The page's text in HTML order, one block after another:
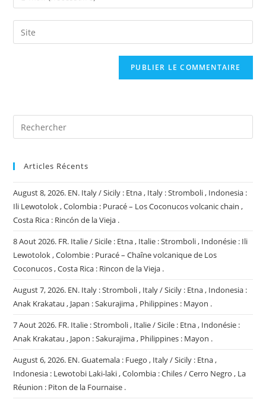
comment
your
email
address
Saisir
l’URL
Articles Récents
August 8, 2026. EN. Italy / Sicily : Etna , Italy : Stromboli , Indonesia :
Ili Lewotolok , Colombia : Puracé – Los Coconucos volcanic chain ,
Costa Rica : Rincón de la Vieja .
8 Aout 2026. FR. Italie / Sicile : Etna , Italie : Stromboli , Indonésie : Ili
Lewotolok , Colombie : Puracé – Chaîne volcanique de Los
Coconucos , Costa Rica : Rincon de la Vieja .
August 7, 2026. EN. Italy : Stromboli , Italy / Sicily : Etna , Indonesia :
Anak Krakatau , Japan : Sakurajima , Philippines : Mayon .
7 Aout 2026. FR. Italie : Stromboli , Italie / Sicile : Etna , Indonésie :
Anak Krakatau , Japon : Sakurajima , Philippines : Mayon .
August 6, 2026. EN. Guatemala : Fuego , Italy / Sicily : Etna ,
Indonesia : Lewotobi Laki-laki , Colombia : Chiles / Cerro Negro , La
Réunion : Piton de la Fournaise .